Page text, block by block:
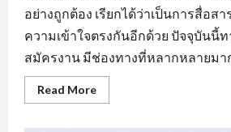
อย่างถูกต้อง เรียกได้ว่าเป็นการสื่อส
ความเข้าใจตรงกันอีกด้วย ปัจจุบันนี้ท
สมัครงาน มีช่องทางที่หลากหลายมา
Read MoreRead
more